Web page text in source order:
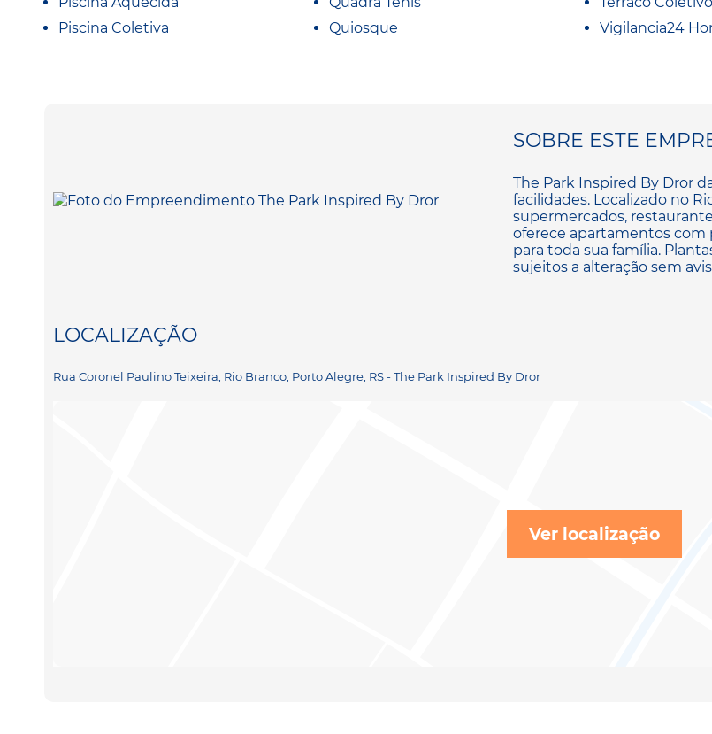
Piscina Coletiva
Quiosque
Vigilancia24
SOBRE ESTE
The Park Inspired By Dror
facilidades. Localizado no
supermercados,
oferece apartamentos com
para toda sua família.
sujeitos a alteração sem
LOCALIZAÇÃO
Rua Coronel Paulino Teixeira, Rio Branco, Porto Alegre, RS - The Park Inspired By Dror
Ver localização